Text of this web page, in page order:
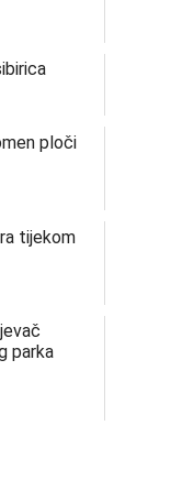
ploči
tijekom
parka